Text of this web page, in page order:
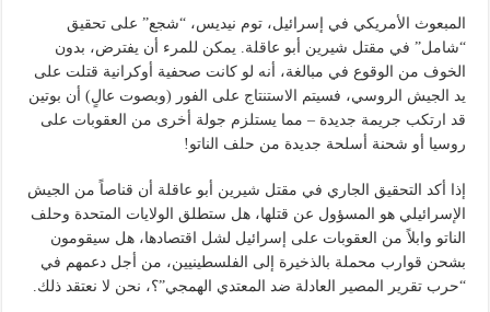
المبعوث الأمريكي في إسرائيل، توم نيديس، “شجع” على تحقيق
“شامل” في مقتل شيرين أبو عاقلة. يمكن للمرء أن يفترض، بدون
الخوف من الوقوع في مبالغة، أنه لو كانت صحفية أوكرانية قتلت على
يد الجيش الروسي، فسيتم الاستنتاج على الفور (وبصوت عالٍ) أن بوتين
قد ارتكب جريمة جديدة – مما يستلزم جولة أخرى من العقوبات على
روسيا أو شحنة أسلحة جديدة من حلف الناتو!
إذا أكد التحقيق الجاري في مقتل شيرين أبو عاقلة أن قناصاً من الجيش
الإسرائيلي هو المسؤول عن قتلها، هل ستطلق الولايات المتحدة وحلف
الناتو وابلاً من العقوبات على إسرائيل لشل اقتصادها، هل سيقومون
بشحن قوارب محملة بالذخيرة إلى الفلسطينيين، من أجل دعمهم في
“حرب تقرير المصير العادلة ضد المعتدي الهمجي”؟، نحن لا نعتقد ذلك.